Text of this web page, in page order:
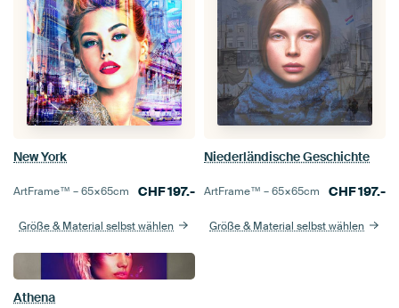
New York
ArtFrame™ –65×65cm CHF197.-
Größe & Material selbst wählen
Niederländische Geschichte
ArtFrame™ –65×65cm CHF197.-
Größe & Material selbst wählen
Athena